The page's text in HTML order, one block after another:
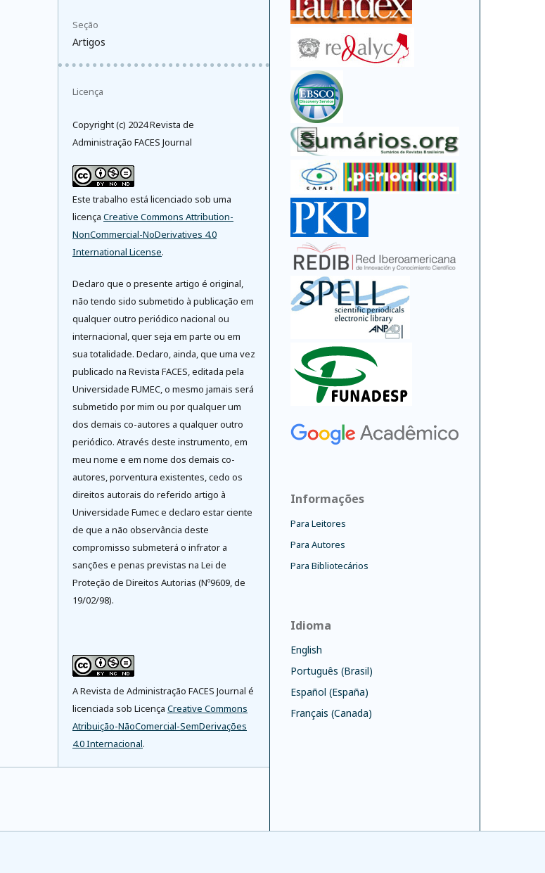
Seção
Artigos
Licença
Copyright (c) 2024 Revista de
Administração FACES Journal
Este trabalho está licenciado sob uma
licença Creative Commons Attribution-
NonCommercial-NoDerivatives 4.0
International License.
Declaro que o presente artigo é original,
não tendo sido submetido à publicação em
qualquer outro periódico nacional ou
internacional, quer seja em parte ou em
sua totalidade. Declaro, ainda, que uma vez
publicado na Revista FACES, editada pela
Universidade FUMEC, o mesmo jamais será
submetido por mim ou por qualquer um
dos demais co-autores a qualquer outro
periódico. Através deste instrumento, em
meu nome e em nome dos demais co-
autores, porventura existentes, cedo os
direitos autorais do referido artigo à
Universidade Fumec e declaro estar ciente
de que a não observância deste
compromisso submeterá o infrator a
sanções e penas previstas na Lei de
Proteção de Direitos Autorias (Nº9609, de
19/02/98).
A Revista de Administração FACES Journal é
licenciada sob Licença Creative Commons
Atribuição-NãoComercial-SemDerivações
4.0 Internacional.
Informações
Para Leitores
Para Autores
Para Bibliotecários
Idioma
English
Português (Brasil)
Español (España)
Français (Canada)